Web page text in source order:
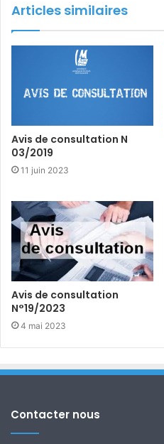
Articles similaires
Avis de consultation N
03/2019
11 juin 2023
Avis de consultation
N°19/2023
4 mai 2023
Contacter nous